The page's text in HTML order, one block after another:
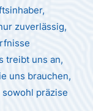
zuverlässig,
treibt uns an,
uns brauchen,
präzise